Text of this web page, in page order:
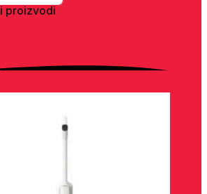
proizvodi